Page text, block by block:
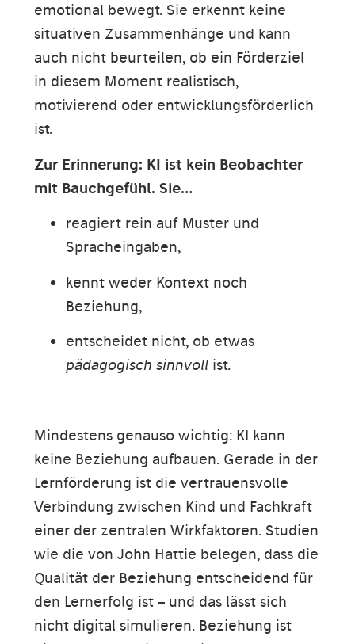
emotional bewegt. Sie erkennt keine
situativen Zusammenhänge und kann
auch nicht beurteilen, ob ein Förderziel
in diesem Moment realistisch,
motivierend oder entwicklungsförderlich
ist.
Zur Erinnerung: KI ist kein Beobachter
mit Bauchgefühl. Sie…
reagiert rein auf Muster und
Spracheingaben,
kennt weder Kontext noch
Beziehung,
entscheidet nicht, ob etwas
pädagogisch sinnvoll ist.
Mindestens genauso wichtig: KI kann
keine Beziehung aufbauen. Gerade in der
Lernförderung ist die vertrauensvolle
Verbindung zwischen Kind und Fachkraft
einer der zentralen Wirkfaktoren. Studien
wie die von John Hattie belegen, dass die
Qualität der Beziehung entscheidend für
den Lernerfolg ist – und das lässt sich
nicht digital simulieren. Beziehung ist